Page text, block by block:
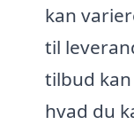
kan
til
tilbud
hvad du